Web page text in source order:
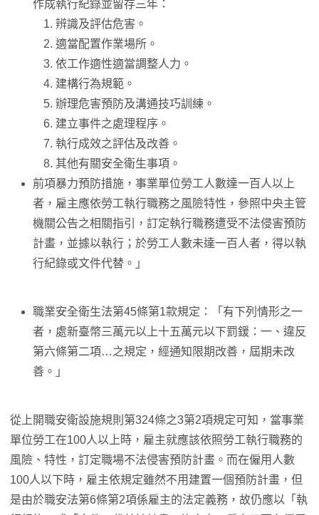
作成執行紀錄並留存三年：
辨識及評估危害。
適當配置作業場所。
依工作適性適當調整人力。
建構行為規範。
辦理危害預防及溝通技巧訓練。
建立事件之處理程序。
執行成效之評估及改善。
其他有關安全衛生事項。
前項暴力預防措施，事業單位勞工人數達一百人以上
者，雇主應依勞工執行職務之風險特性，參照中央主管
機關公告之相關指引，訂定執行職務遭受不法侵害預防
計畫，並據以執行；於勞工人數未達一百人者，得以執
行紀錄或文件代替。」
職業安全衛生法第45條第1款規定：「有下列情形之一
者，處新臺幣三萬元以上十五萬元以下罰鍰：一、違反
第六條第二項…之規定，經通知限期改善，屆期未改
善。」
從上開職安衛設施規則第324條之3第2項規定可知，當事業
單位勞工在100人以上時，雇主就應該依照勞工執行職務的
風險、特性，訂定職場不法侵害預防計畫。而在僱用人數
100人以下時，雇主依規定雖然不用建置一個預防計畫，但
是由於職安法第6條第2項係雇主的法定義務，故仍應以「執